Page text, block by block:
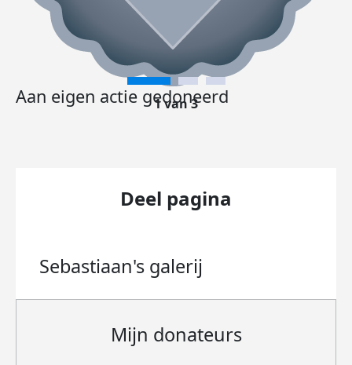
Aan eigen actie gedoneerd
1 van 3
Deel pagina
Sebastiaan's galerij
Mijn donateurs